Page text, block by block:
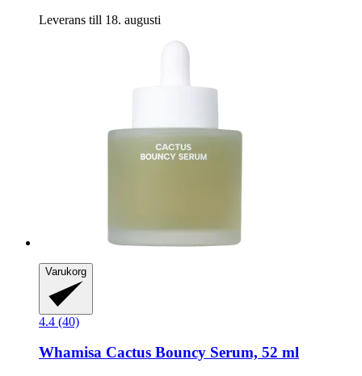
Leverans till 18. augusti
Varukorg
4.4 (40)
Whamisa Cactus Bouncy Serum, 52 ml